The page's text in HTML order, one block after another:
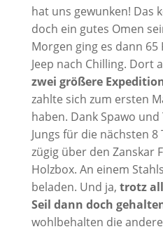
hat uns gewunken! Das
doch ein gutes Omen
Morgen ging es dann
Jeep nach Chilling. Dort
zwei größere
zahlte sich zum ersten
haben. Dank Spawo
Jungs für die nächsten
zügig über den Zanskar
Holzbox. An einem
beladen. Und ja, trotz
Seil dann doch
wohlbehalten die